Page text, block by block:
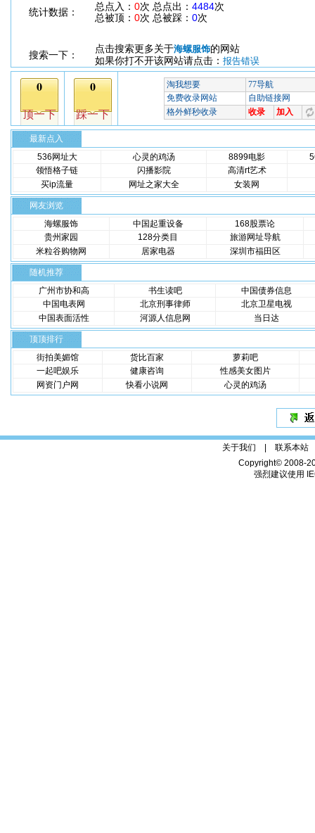
统计数据：
总点入： 0次 总点出： 4484次
总被顶： 0次 总被踩： 0次
搜索一下：
点击搜索更多关于海螺服饰的网站
如果你打不开该网站请点击： 报告错误
最新点入
536网址大
心灵的鸡汤 8899电影
领悟格子链
闪播影院
高清rt艺术
买ip流量
网址之家大全 女装网
网友浏览
海螺服饰
中国起重设备
168股票论
贵州家园
128分类目
旅游网址导航
米粒谷购物网
居家电器 深圳市福田区
随机推荐
广州市协和高
书生读吧
中国债券信息
中国电表网
北京刑事律师
北京卫星电视
中国表面活性
河源人信息网 当日达
顶顶排行
街拍美媚馆
货比百家
萝莉吧
一起吧娱乐
健康咨询
性感美女图片
网资门户网
快看小说网 心灵的鸡汤
关于我们 | 联系本站
Copyright© 2008-
强烈建议使用